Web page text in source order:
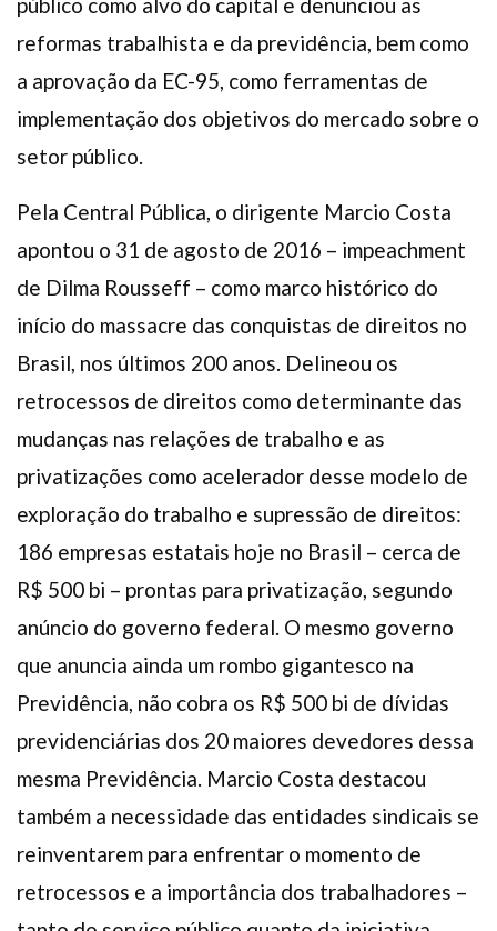
público como alvo do capital e denunciou as
reformas trabalhista e da previdência, bem como
a aprovação da EC-95, como ferramentas de
implementação dos objetivos do mercado sobre o
setor público.
Pela Central Pública, o dirigente Marcio Costa
apontou o 31 de agosto de 2016 – impeachment
de Dilma Rousseff – como marco histórico do
início do massacre das conquistas de direitos no
Brasil, nos últimos 200 anos. Delineou os
retrocessos de direitos como determinante das
mudanças nas relações de trabalho e as
privatizações como acelerador desse modelo de
exploração do trabalho e supressão de direitos:
186 empresas estatais hoje no Brasil – cerca de
R$ 500 bi – prontas para privatização, segundo
anúncio do governo federal. O mesmo governo
que anuncia ainda um rombo gigantesco na
Previdência, não cobra os R$ 500 bi de dívidas
previdenciárias dos 20 maiores devedores dessa
mesma Previdência. Marcio Costa destacou
também a necessidade das entidades sindicais se
reinventarem para enfrentar o momento de
retrocessos e a importância dos trabalhadores –